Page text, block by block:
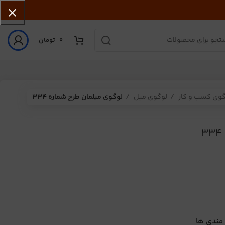
0 تومان
کسب و کار لوگوی مبل لوگوی مبلمان طرح شماره 334
مندی ها